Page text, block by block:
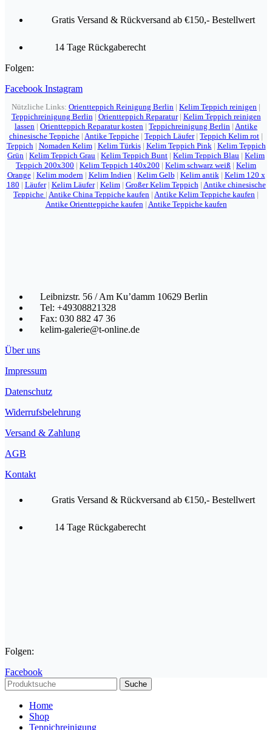
Gratis Versand & Rückversand ab €150,- Bestellwert
14 Tage Rückgaberecht
Folgen:
Facebook Instagram
Nützliche Links: Orientteppich Reinigung Berlin | Kelim Teppich reinigen |
Teppichreinigung Berlin | Orientteppich Reparatur| Kelim Teppich reinigen
lassen | Orientteppich Reparatur kosten | Teppichreinigung Berlin | Antike
chinesische Teppiche | Antike Teppiche | Teppich Läufer| Teppich Kelim rot |
Teppich | Nomaden Kelim| Kelim Türkis| Kelim Teppich Pink | Kelim Teppich
Grün | Kelim Teppich Grau | Kelim Teppich Bunt | Kelim Teppich Blau | Kelim
Teppich 200x300 | Kelim Teppich 140x200 | Kelim schwarz weiß | Kelim
Orange| Kelim modern | Kelim Indien | Kelim Gelb | Kelim antik | Kelim 120 x
180 | Läufer| Kelim Läufer| Kelim| Großer Kelim Teppich | Antike chinesische
Teppiche | Antike China Teppiche kaufen | Antike Kelim Teppiche kaufen |
Antike Orientteppiche kaufen | Antike Teppiche kaufen
Leibnizstr. 56 / Am Ku’damm 10629 Berlin
Tel: +49308821328
Fax: 030 882 47 36
kelim-galerie@t-online.de
Über uns
Impressum
Datenschutz
Widerrufsbelehrung
Versand & Zahlung
AGB
Kontakt
Gratis Versand & Rückversand ab €150,- Bestellwert
14 Tage Rückgaberecht
Folgen:
Facebook
Suche
Home
Shop
Teppichreinigung